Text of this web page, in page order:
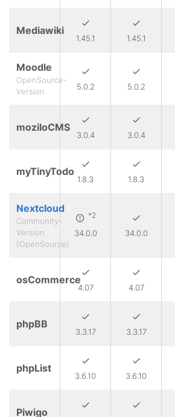
Mediawiki
1.45.1 1.45.1
Moodle
OpenSource-
Version
5.0.2 5.0.2
moziloCMS
3.0.4 3.0.4
myTinyTodo
1.8.3 1.8.3
Nextcloud
Community-
Version
(OpenSource)
*2
34.0.0 34.0.0
osCommerce
4.07 4.07
phpBB
3.3.17 3.3.17
phpList
3.6.10 3.6.10
Piwigo